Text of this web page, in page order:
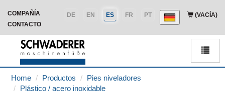
(VACÍA)
COMPAÑÍA PT
FR
ES
EN
DE
CONTACTO
Home Productos
Pies niveladores
Plástico / acero inoxidable